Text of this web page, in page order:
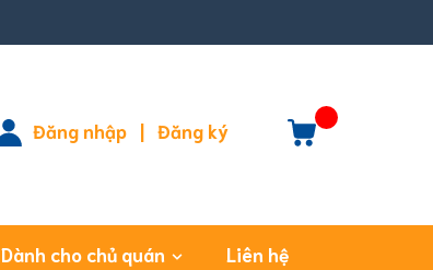
Đăng nhập | Đăng ký
Dành cho chủ quán Liên hệ